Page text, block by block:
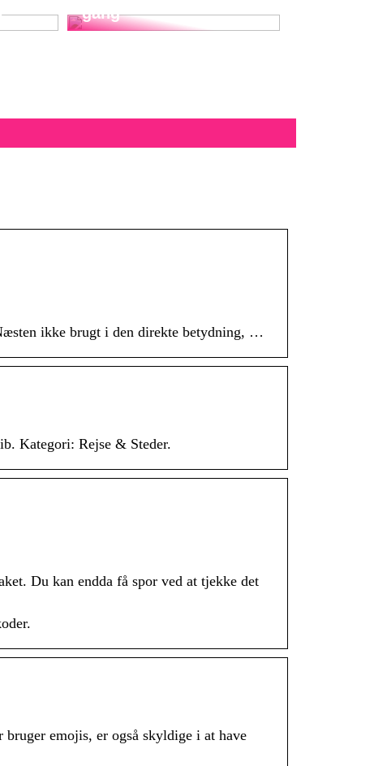
gang
ikke brugt i den direkte betydning, …
Kategori: Rejse & Steder.
Du kan endda få spor ved at tjekke det
emojis, er også skyldige i at have